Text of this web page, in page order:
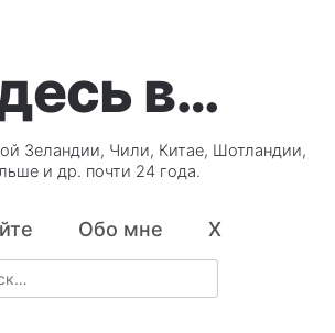
в…
Зеландии, Чили, Китае, Шотландии,
и др. почти 24 года.
Обо мне X